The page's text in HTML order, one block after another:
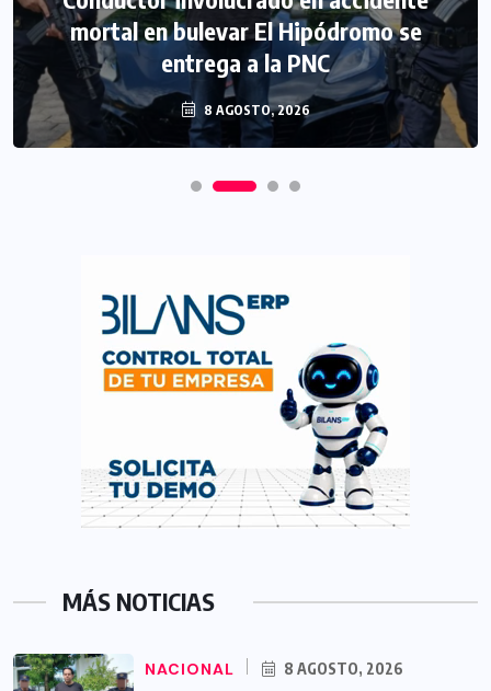
mortal en bulevar El Hipódromo se
entrega a la PNC
8 AGOSTO, 2026
MÁS NOTICIAS
NACIONAL 8 AGOSTO, 2026